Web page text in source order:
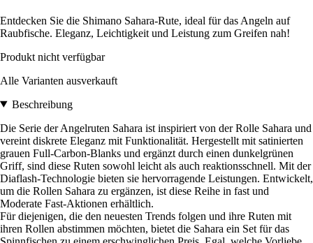
Entdecken Sie die Shimano Sahara-Rute, ideal für das Angeln auf
Raubfische. Eleganz, Leichtigkeit und Leistung zum Greifen nah!
Produkt nicht verfügbar
Alle Varianten ausverkauft
Beschreibung
Die Serie der Angelruten Sahara ist inspiriert von der Rolle Sahara und
vereint diskrete Eleganz mit Funktionalität. Hergestellt mit satinierten
grauen Full-Carbon-Blanks und ergänzt durch einen dunkelgrünen
Griff, sind diese Ruten sowohl leicht als auch reaktionsschnell. Mit der
Diaflash-Technologie bieten sie hervorragende Leistungen. Entwickelt,
um die Rollen Sahara zu ergänzen, ist diese Reihe in fast und
Moderate Fast-Aktionen erhältlich.
Für diejenigen, die den neuesten Trends folgen und ihre Ruten mit
ihren Rollen abstimmen möchten, bietet die Sahara ein Set für das